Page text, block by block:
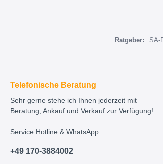
Ratgeber: SA-
Telefonische Beratung
Sehr gerne stehe ich Ihnen jederzeit mit
Beratung, Ankauf und Verkauf zur Verfügung!
Service Hotline & WhatsApp:
+49 170-3884002